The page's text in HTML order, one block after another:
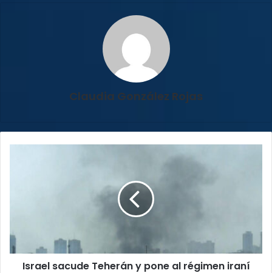
Claudia González Rojas
iraní
contra
Israel sacude Teherán y pone al régimen iraní